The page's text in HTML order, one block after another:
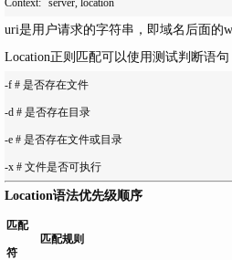
uri是用户请求的字符串，即域名后面的
Location正则匹配可以使用测试判断语句
-f # 是否存在文件
-d # 是否存在目录
-e # 是否存在文件或目录
Location语法优先级顺序
匹配
符
匹配规则